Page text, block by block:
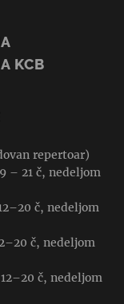
KCB
repertoar)
– 21 č, nedeljom
č, nedeljom
č, nedeljom
č, nedeljom